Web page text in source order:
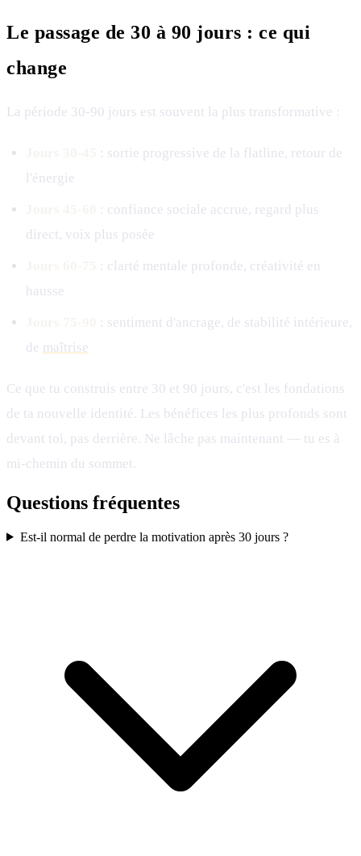
Le passage de 30 à 90 jours : ce qui
change
La période 30-90 jours est souvent la plus transformative :
: sortie progressive de la flatline, retour de
l'énergie
: confiance sociale accrue, regard plus
direct, voix plus posée
: clarté mentale profonde, créativité en
hausse
: sentiment d'ancrage, de stabilité intérieure,
de maîtrise
Ce que tu construis entre 30 et 90 jours, c'est les fondations
de ta nouvelle identité. Les bénéfices les plus profonds sont
devant toi, pas derrière. Ne lâche pas maintenant — tu es à
mi-chemin du sommet.
Questions fréquentes
Est-il normal de perdre la motivation après 30 jours ?